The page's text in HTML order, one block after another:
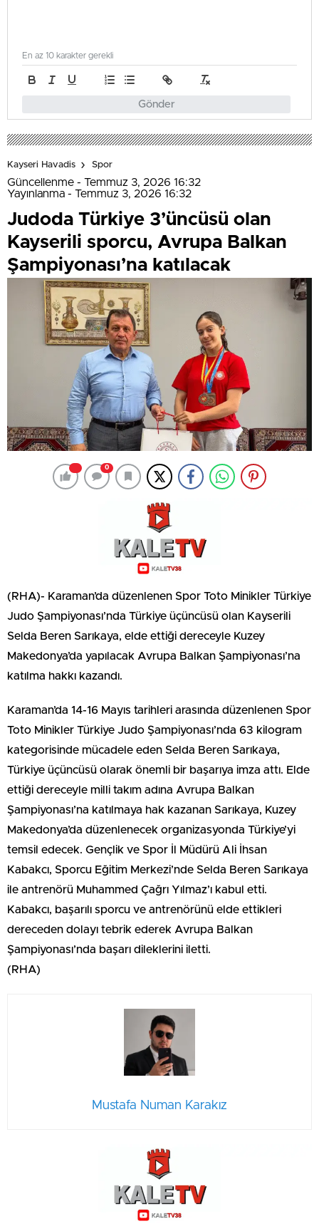
Gönder
En az 10 karakter gerekli
Kayseri Havadis Spor
Güncellenme - Temmuz 3, 2026 16:32
Yayınlanma - Temmuz 3, 2026 16:32
Judoda Türkiye 3’üncüsü olan
Kayserili sporcu, Avrupa Balkan
Şampiyonası’na katılacak
0
(RHA)- Karaman’da düzenlenen Spor Toto Minikler Türkiye
Judo Şampiyonası’nda Türkiye üçüncüsü olan Kayserili
Selda Beren Sarıkaya, elde ettiği dereceyle Kuzey
Makedonya’da yapılacak Avrupa Balkan Şampiyonası’na
katılma hakkı kazandı.
Karaman’da 14-16 Mayıs tarihleri arasında düzenlenen Spor
Toto Minikler Türkiye Judo Şampiyonası’nda 63 kilogram
kategorisinde mücadele eden Selda Beren Sarıkaya,
Türkiye üçüncüsü olarak önemli bir başarıya imza attı. Elde
ettiği dereceyle milli takım adına Avrupa Balkan
Şampiyonası’na katılmaya hak kazanan Sarıkaya, Kuzey
Makedonya’da düzenlenecek organizasyonda Türkiye’yi
temsil edecek. Gençlik ve Spor İl Müdürü Ali İhsan
Kabakcı, Sporcu Eğitim Merkezi’nde Selda Beren Sarıkaya
ile antrenörü Muhammed Çağrı Yılmaz’ı kabul etti.
Kabakcı, başarılı sporcu ve antrenörünü elde ettikleri
dereceden dolayı tebrik ederek Avrupa Balkan
Şampiyonası’nda başarı dileklerini iletti.
(RHA)
Mustafa Numan Karakız